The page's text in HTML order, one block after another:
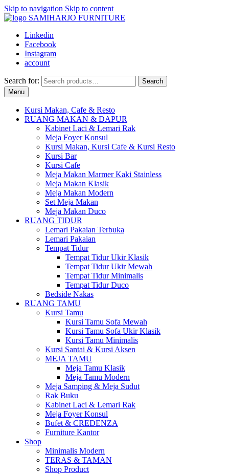
Skip to navigation Skip to content
Linkedin
Facebook
Instagram
account
Search for:
Search
Menu
Kursi Makan, Cafe & Resto
RUANG MAKAN & DAPUR
Kabinet Laci & Lemari Rak
Meja Foyer Konsul
Kursi Makan, Kursi Cafe & Kursi Resto
Kursi Bar
Kursi Cafe
Meja Makan Marmer Kaki Stainless
Meja Makan Klasik
Meja Makan Modern
Set Meja Makan
Meja Makan Duco
RUANG TIDUR
Lemari Pakaian Terbuka
Lemari Pakaian
Tempat Tidur
Tempat Tidur Ukir Klasik
Tempat Tidur Ukir Mewah
Tempat Tidur Minimalis
Tempat Tidur Duco
Bedside Nakas
RUANG TAMU
Kursi Tamu
Kursi Tamu Sofa Mewah
Kursi Tamu Sofa Ukir Klasik
Kursi Tamu Minimalis
Kursi Santai & Kursi Aksen
MEJA TAMU
Meja Tamu Klasik
Meja Tamu Modern
Meja Samping & Meja Sudut
Rak Buku
Kabinet Laci & Lemari Rak
Meja Foyer Konsul
Bufet & CREDENZA
Furniture Kantor
Shop
Minimalis Modern
TERAS & TAMAN
Shop Product